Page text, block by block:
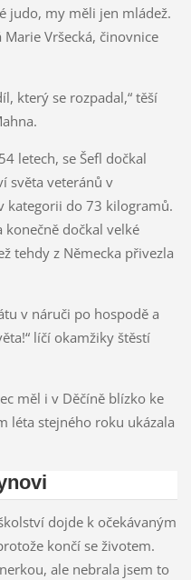
judo, my měli jen mládež.
Vršecká, činovnice
který se rozpadal,“ těší
letech, se Šefl dočkal
světa veteránů v
kategorii do 73 kilogramů.
konečně dočkal velké
tehdy z Německa přivezla
v náruči po hospodě a
líčí okamžiky štěstí
měl i v Děčíně blízko ke
léta stejného roku ukázala
dojde k očekávaným
končí se životem.
ale nebrala jsem to